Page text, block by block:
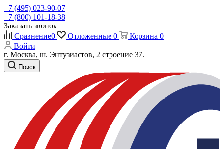
+7 (495) 023-90-07
+7 (800) 101-18-38
Заказать звонок
Сравнение0 Отложенные 0 Корзина 0
Войти
г. Москва, ш. Энтузиастов, 2 строение 37.
Поиск